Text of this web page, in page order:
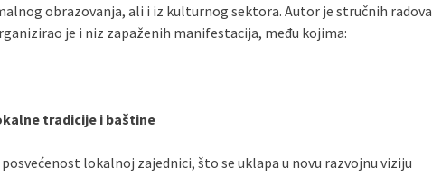
obrazovanja, ali i iz kulturnog sektora. Autor je stručnih radova
je i niz zapaženih manifestacija, među kojima:
tradicije i baštine
lokalnoj zajednici, što se uklapa u novu razvojnu viziju